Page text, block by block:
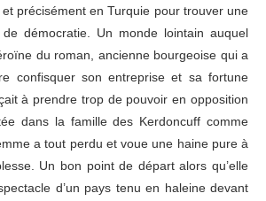
et précisément en Turquie pour trouver une
démocratie. Un monde lointain auquel
du roman, ancienne bourgeoise qui a
confisquer son entreprise et sa fortune
à prendre trop de pouvoir en opposition
dans la famille des Kerdoncuff comme
a tout perdu et voue une haine pure à
Un bon point de départ alors qu’elle
d’un pays tenu en haleine devant